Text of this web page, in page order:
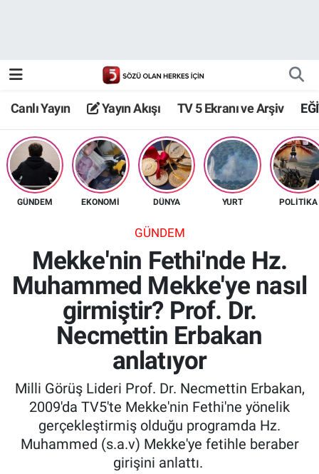
Canlı Yayın Yayın Akışı TV 5 Ekranı ve Arşiv
GÜNDEM EKONOMİ DÜNYA YURT POLİTİKA
GÜNDEM
Mekke'nin Fethi'nde Hz.
Muhammed Mekke'ye nasıl
girmiştir? Prof. Dr.
Necmettin Erbakan
anlatıyor
Milli Görüş Lideri Prof. Dr. Necmettin Erbakan,
2009'da TV5'te Mekke'nin Fethi'ne yönelik
gerçekleştirmiş olduğu programda Hz.
Muhammed (s.a.v) Mekke'ye fetihle beraber
girişini anlattı.
TV 5 Ekranı ve Arşiv